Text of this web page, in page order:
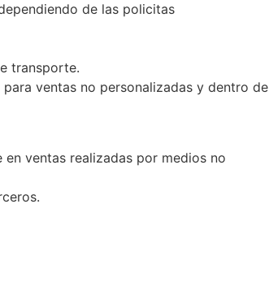
de las policitas
transporte.
ventas no personalizadas y dentro de
ventas realizadas por medios no